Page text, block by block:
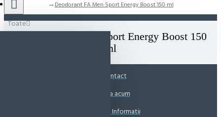
Toate
Deodorant FA Men Sport Energy Boost 150 ml
Deodorant FA Men Sport Energy Boost 150
ml
Contact
Suna acum
Solicita Informatii